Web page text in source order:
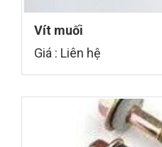
Vít muối
Giá : Liên hệ